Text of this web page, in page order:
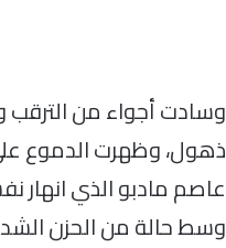
وسادت أجواء من الترقب
ذهول، وظهرت الدموع
عاصم مادبو الذي انهار
وسط حالة من الحزن